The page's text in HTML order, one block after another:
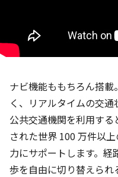
ナビ機能ももちろん搭
く、リアルタイムの交通
公共交通機関を利用す
された世界 100 万件以
力にサポートします。
歩を自由に切り替えら